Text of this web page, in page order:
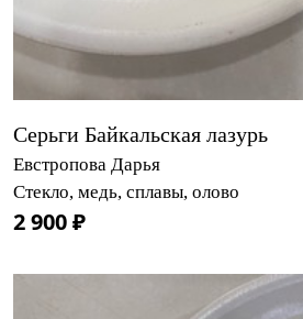
Серьги Байкальская лазурь
Евстропова Дарья
Стекло, медь, сплавы, олово
2 900 ₽